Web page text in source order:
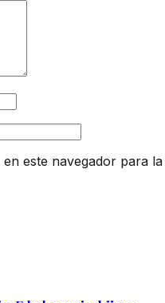
este navegador para la